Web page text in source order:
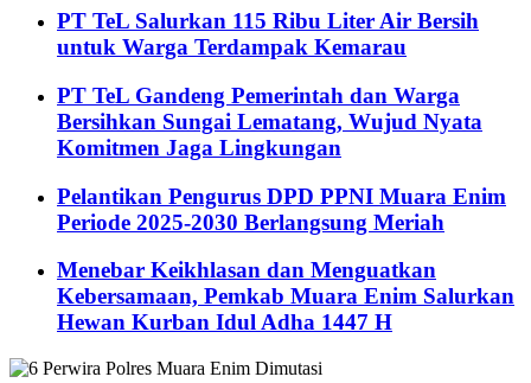
PT TeL Salurkan 115 Ribu Liter Air Bersih
untuk Warga Terdampak Kemarau
PT TeL Gandeng Pemerintah dan Warga
Bersihkan Sungai Lematang, Wujud Nyata
Komitmen Jaga Lingkungan
Pelantikan Pengurus DPD PPNI Muara Enim
Periode 2025-2030 Berlangsung Meriah
Menebar Keikhlasan dan Menguatkan
Kebersamaan, Pemkab Muara Enim Salurkan
Hewan Kurban Idul Adha 1447 H